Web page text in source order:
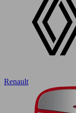
Renault